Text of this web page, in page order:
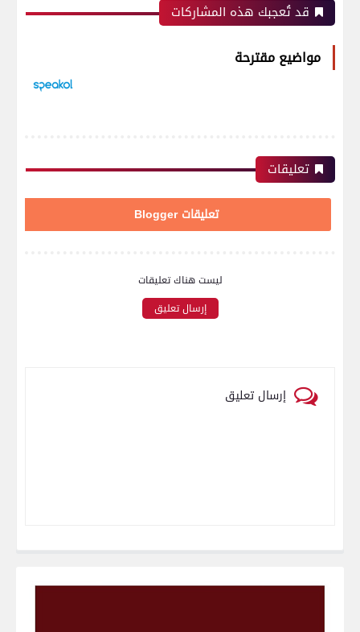
قد تُعجبك هذه المشاركات
مواضيع مقترحة
تعليقات
تعليقات Blogger
ليست هناك تعليقات
إرسال تعليق
إرسال تعليق